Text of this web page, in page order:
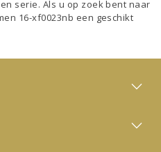
serie. Als u op zoek bent naar
16-xf0023nb een geschikt